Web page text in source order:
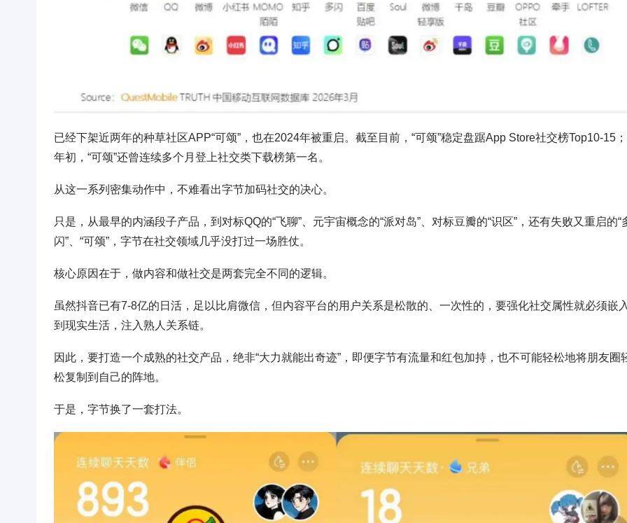
已经下架近两年的种草社区APP“可颂”，也在2024年被重启。截至目前，“可颂”稳定盘踞App Store社交榜Top10-15
年初，“可颂”还曾连续多个月登上社交类下载榜第一名。
从这一系列密集动作中，不难看出字节加码社交的决心。
只是，从最早的内涵段子产品，到对标QQ的“飞聊”、元宇宙概念的“派对岛”、对标豆瓣的“识区”，还有失败又重启的“
闪”、“可颂”，字节在社交领域几乎没打过一场胜仗。
核心原因在于，做内容和做社交是两套完全不同的逻辑。
虽然抖音已有7-8亿的日活，足以比肩微信，但内容平台的用户关系是松散的、一次性的，要强化社交属性就必须嵌
到现实生活，注入熟人关系链。
因此，要打造一个成熟的社交产品，绝非“大力就能出奇迹”，即便字节有流量和红包加持，也不可能轻松地将朋友圈
松复制到自己的阵地。
于是，字节换了一套打法。